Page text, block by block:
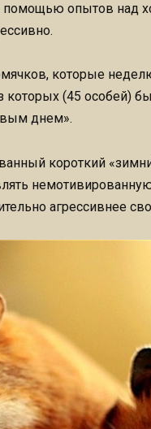
опытов над
которые
(45 особей)
днем».
короткий
агрессивнее